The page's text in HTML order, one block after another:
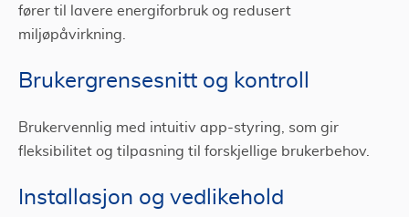
fører til lavere energiforbruk og redusert
miljøpåvirkning.
Brukergrensesnitt og kontroll
Brukervennlig med intuitiv app-styring, som gir
fleksibilitet og tilpasning til forskjellige brukerbehov.
Installasjon og vedlikehold